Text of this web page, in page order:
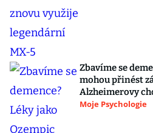
Zbavíme se
mohou přinést
Alzheimerovy
Moje Psychologie